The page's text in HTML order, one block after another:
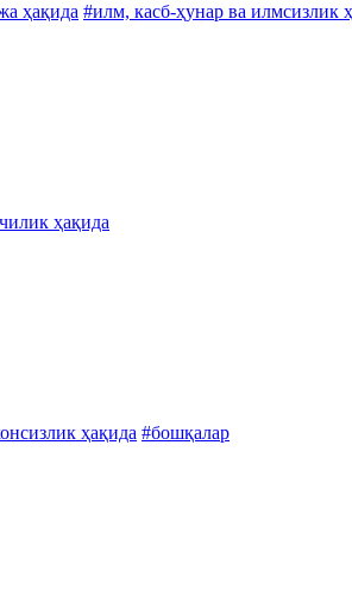
ҳақида #илм, касб-ҳунар ва илмсизлик
ҳақида
ҳақида #бошқалар